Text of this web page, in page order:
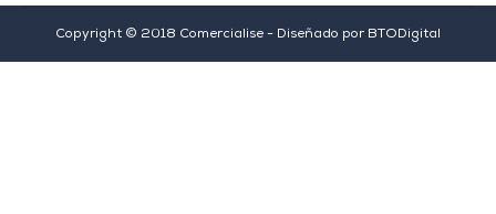
Copyright © 2018 Comercialise - Diseñado por BTODigital